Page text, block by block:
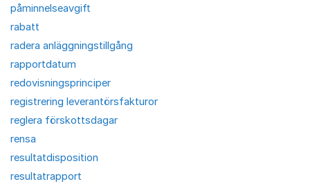
påminnelseavgift
rabatt
radera anläggningstillgång
rapportdatum
redovisningsprinciper
registrering leverantörsfakturor
reglera förskottsdagar
rensa
resultatdisposition
resultatrapport